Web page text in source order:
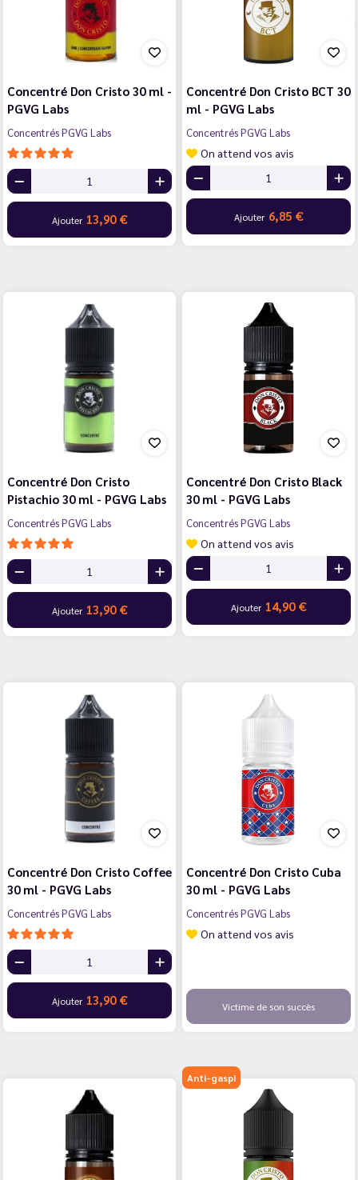
Concentré Don Cristo 30 ml -
PGVG Labs
Concentrés PGVG Labs
Ajouter 13,90 €
Concentré Don Cristo BCT 30
ml - PGVG Labs
Concentrés PGVG Labs
On attend vos avis
Ajouter 6,85 €
Concentré Don Cristo
Pistachio 30 ml - PGVG Labs
Concentrés PGVG Labs
Ajouter 13,90 €
Concentré Don Cristo Black
30 ml - PGVG Labs
Concentrés PGVG Labs
On attend vos avis
Ajouter 14,90 €
Concentré Don Cristo Coffee
30 ml - PGVG Labs
Concentrés PGVG Labs
Ajouter 13,90 €
Concentré Don Cristo Cuba
30 ml - PGVG Labs
Concentrés PGVG Labs
On attend vos avis
Victime de son succès
Anti-gaspi